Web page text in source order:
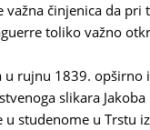
činjenica da pri
toliko važno
rujnu 1839. opširno
slikara
studenome u Trstu